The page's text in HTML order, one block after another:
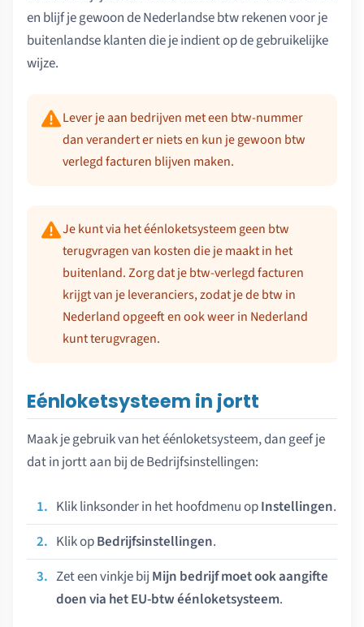
en blijf je gewoon de Nederlandse btw rekenen voor je
buitenlandse klanten die je indient op de gebruikelijke
wijze.
Lever je aan bedrijven met een btw-nummer
dan verandert er niets en kun je gewoon btw
verlegd facturen blijven maken.
Je kunt via het éénloketsysteem geen btw
terugvragen van kosten die je maakt in het
buitenland. Zorg dat je btw-verlegd facturen
krijgt van je leveranciers, zodat je de btw in
Nederland opgeeft en ook weer in Nederland
kunt terugvragen.
Eénloketsysteem in jortt
Maak je gebruik van het éénloketsysteem, dan geef je
dat in jortt aan bij de Bedrijfsinstellingen:
Klik linksonder in het hoofdmenu opInstellingen.
Klik opBedrijfsinstellingen.
Zet een vinkje bij Mijn bedrijf moet ook aangifte
doen via het EU-btw éénloketsysteem.